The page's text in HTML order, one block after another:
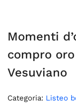
Momenti
compro
Vesuviano
Categoria: Listeo